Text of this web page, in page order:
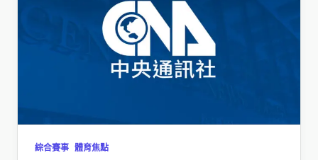
綜合賽事 體育焦點